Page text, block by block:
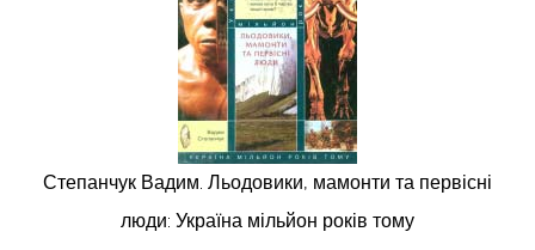
Степанчук Вадим. Льодовики, мамонти та первісні
люди: Україна мільйон років тому